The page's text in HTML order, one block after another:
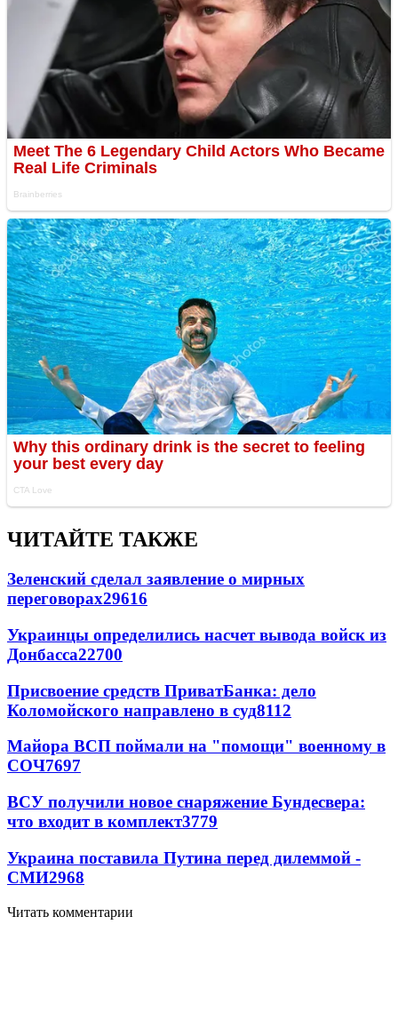
ЧИТАЙТЕ ТАКЖЕ
Зеленский сделал заявление о мирных
переговорах29616
Украинцы определились насчет вывода войск из
Донбасса22700
Присвоение средств ПриватБанка: дело
Коломойского направлено в суд8112
Майора ВСП поймали на "помощи" военному в
СОЧ7697
ВСУ получили новое снаряжение Бундесвера:
что входит в комплект3779
Украина поставила Путина перед дилеммой -
СМИ2968
Читать комментарии